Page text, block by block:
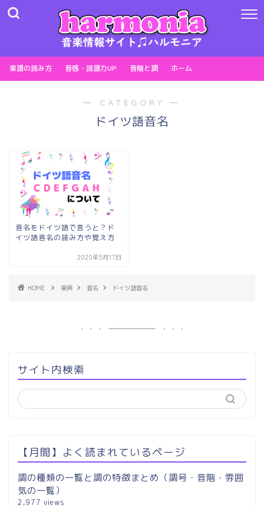
楽譜の読み方 音感・読譜力UP 音階と調 ホーム
― CATEGORY ―
ドイツ語音名
音名をドイツ語で言うと？ド
イツ語音名の読み方や覚え方
2020年5月17日
HOME 楽典 音名 ドイツ語音名
サイト内検索
【月間】よく読まれているページ
調の種類の一覧と調の特徴まとめ（調号・音階・雰囲
気の一覧）
2,977 views